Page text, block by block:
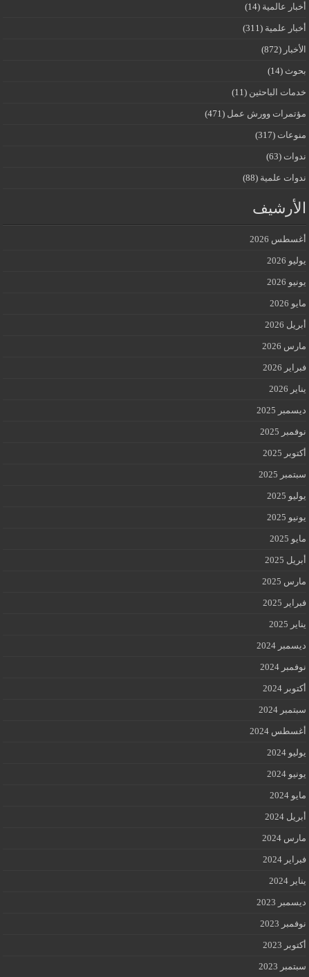
أخبار عالمية (14)
أخبار علمية (311)
الأخبار (872)
بحوث (14)
خدمات الباحثين (11)
مؤتمرات وورش عمل (471)
منوعات (317)
ندوات (63)
ندوات علمية (88)
الأرشيف
أغسطس 2026
يوليو 2026
يونيو 2026
مايو 2026
أبريل 2026
مارس 2026
فبراير 2026
يناير 2026
ديسمبر 2025
نوفمبر 2025
أكتوبر 2025
سبتمبر 2025
يوليو 2025
يونيو 2025
مايو 2025
أبريل 2025
مارس 2025
فبراير 2025
يناير 2025
ديسمبر 2024
نوفمبر 2024
أكتوبر 2024
سبتمبر 2024
أغسطس 2024
يوليو 2024
يونيو 2024
مايو 2024
أبريل 2024
مارس 2024
فبراير 2024
يناير 2024
ديسمبر 2023
نوفمبر 2023
أكتوبر 2023
سبتمبر 2023